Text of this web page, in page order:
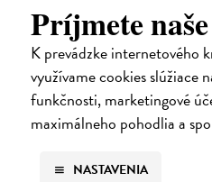
Príjmete
K prevádzke internetového
využívame cookies slúžiace
funkčnosti, marketingové
maximálneho pohodlia a
NASTAVENIA
10,47 €
10,79 €